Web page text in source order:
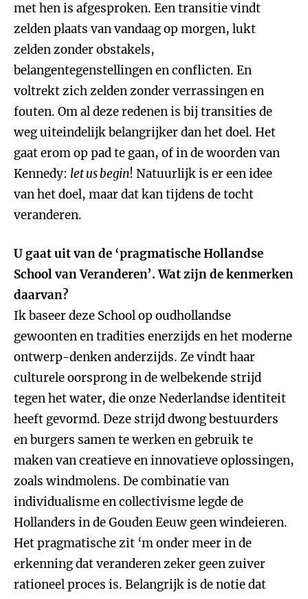
met hen is afgesproken. Een transitie vindt
zelden plaats van vandaag op morgen, lukt
zelden zonder obstakels,
belangentegenstellingen en conflicten. En
voltrekt zich zelden zonder verrassingen en
fouten. Om al deze redenen is bij transities de
weg uiteindelijk belangrijker dan het doel. Het
gaat erom op pad te gaan, of in de woorden van
Kennedy: let us begin! Natuurlijk is er een idee
van het doel, maar dat kan tijdens de tocht
veranderen.
U gaat uit van de ‘pragmatische Hollandse
School van Veranderen’. Wat zijn de kenmerken
daarvan?
Ik baseer deze School op oudhollandse
gewoonten en tradities enerzijds en het moderne
ontwerp-denken anderzijds. Ze vindt haar
culturele oorsprong in de welbekende strijd
tegen het water, die onze Nederlandse identiteit
heeft gevormd. Deze strijd dwong bestuurders
en burgers samen te werken en gebruik te
maken van creatieve en innovatieve oplossingen,
zoals windmolens. De combinatie van
individualisme en collectivisme legde de
Hollanders in de Gouden Eeuw geen windeieren.
Het pragmatische zit ‘m onder meer in de
erkenning dat veranderen zeker geen zuiver
rationeel proces is. Belangrijk is de notie dat